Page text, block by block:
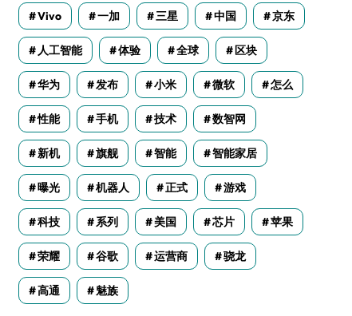
Vivo 一加 三星 中国 京东
人工智能 体验 全球 区块
华为 发布 小米 微软 怎么
性能 手机 技术 数智网
新机 旗舰 智能 智能家居
曝光 机器人 正式 游戏
科技 系列 美国 芯片 苹果
荣耀 谷歌 运营商 骁龙
高通 魅族